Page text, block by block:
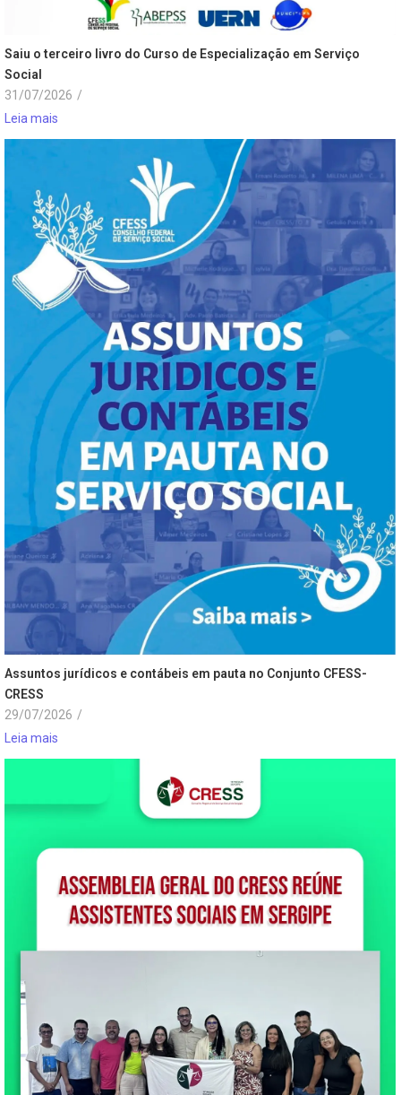
Saiu o terceiro livro do Curso de Especialização em Serviço
Social
31/07/2026 /
Leia mais
Assuntos jurídicos e contábeis em pauta no Conjunto CFESS-
CRESS
29/07/2026 /
Leia mais